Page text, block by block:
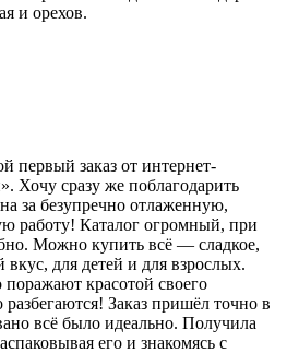
и орехов.
первый заказ от интернет-
Хочу сразу же поблагодарить
за безупречно отлаженную,
работу! Каталог огромный, при
Можно купить всё — сладкое,
для детей и для взрослых.
красотой своего
Заказ пришёл точно в
всё было идеально. Получила
его и знакомясь с